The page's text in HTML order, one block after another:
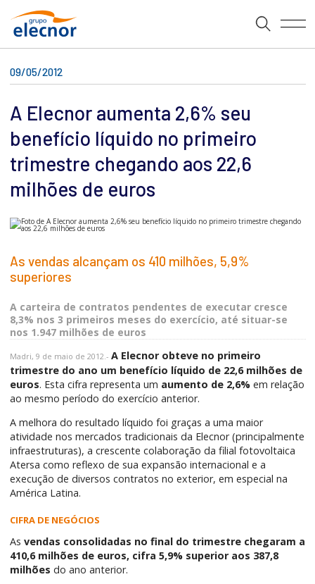
09/05/2012
A Elecnor aumenta 2,6% seu
benefício líquido no primeiro
trimestre chegando aos 22,6
milhões de euros
As vendas alcançam os 410 milhões, 5,9%
superiores
A carteira de contratos pendentes de executar cresce
8,3% nos 3 primeiros meses do exercício, até situar-se
nos 1.947 milhões de euros
Madri, 9 de maio de 2012.- A Elecnor obteve no primeiro
trimestre do ano um benefício líquido de 22,6 milhões de
euros. Esta cifra representa um aumento de 2,6%em relação
ao mesmo período do exercício anterior.
A melhora do resultado líquido foi graças a uma maior
atividade nos mercados tradicionais da Elecnor (principalmente
infraestruturas), a crescente colaboração da filial fotovoltaica
Atersa como reflexo de sua expansão internacional e a
execução de diversos contratos no exterior, em especial na
América Latina.
CIFRA DE NEGÓCIOS
As vendas consolidadas no final do trimestre chegaram a
410,6 milhões de euros, cifra 5,9% superior aos 387,8
milhões do ano anterior.